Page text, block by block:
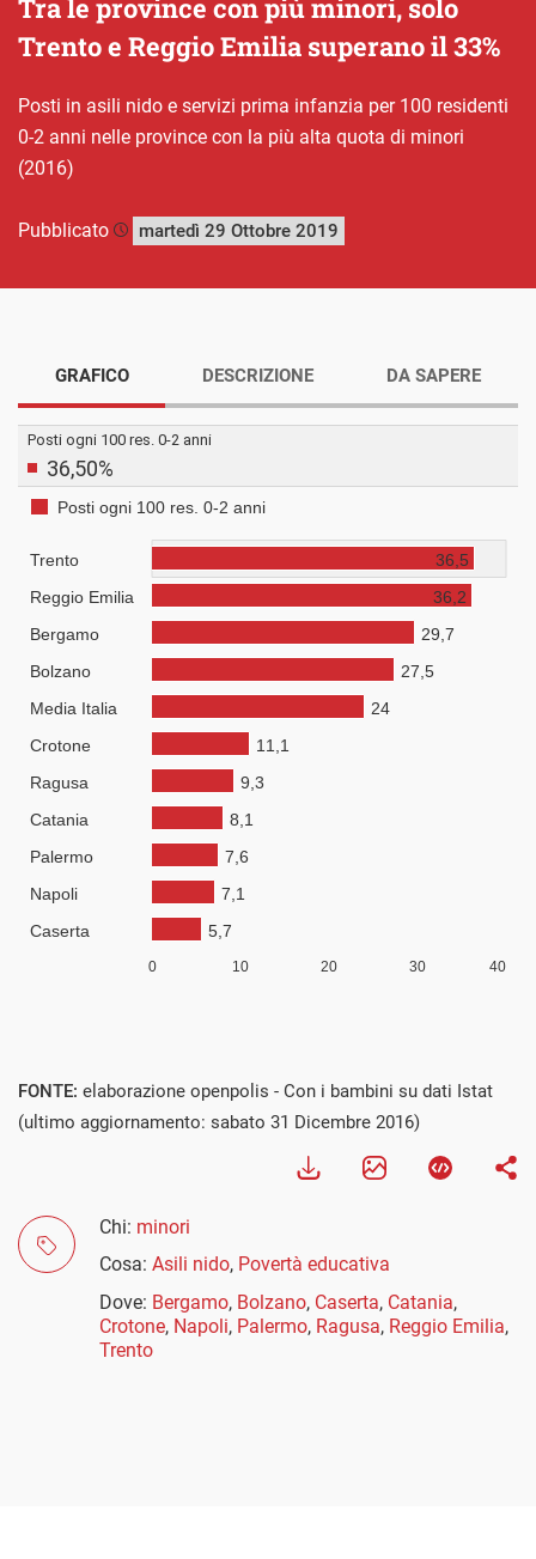
Tra le province con più minori, solo
Trento e Reggio Emilia superano il 33%
Posti in asili nido e servizi prima infanzia per 100 residenti
0-2 anni nelle province con la più alta quota di minori
(2016)
Pubblicato martedì 29 Ottobre 2019
GRAFICO DESCRIZIONE DA SAPERE
FONTE: elaborazione openpolis - Con i bambini su dati Istat
(ultimo aggiornamento: sabato 31 Dicembre 2016)
Chi: minori
Cosa: Asili nido, Povertà educativa
Dove: Bergamo, Bolzano, Caserta, Catania,
Crotone, Napoli, Palermo, Ragusa, Reggio Emilia,
Trento